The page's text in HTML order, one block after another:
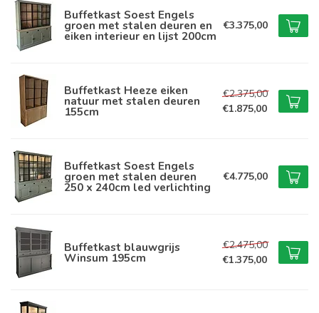
Buffetkast Soest Engels
groen met stalen deuren en
eiken interieur en lijst 200cm
€3.375,00
Buffetkast Heeze eiken
natuur met stalen deuren
155cm
€2.375,00
€1.875,00
Buffetkast Soest Engels
groen met stalen deuren
250 x 240cm led verlichting
€4.775,00
Buffetkast blauwgrijs
Winsum 195cm
€2.475,00
€1.375,00